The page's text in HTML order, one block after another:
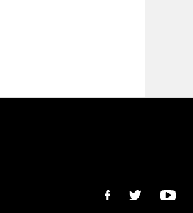
facebook
twitter